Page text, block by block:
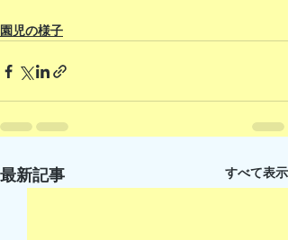
園児の様子
最新記事 すべて表示